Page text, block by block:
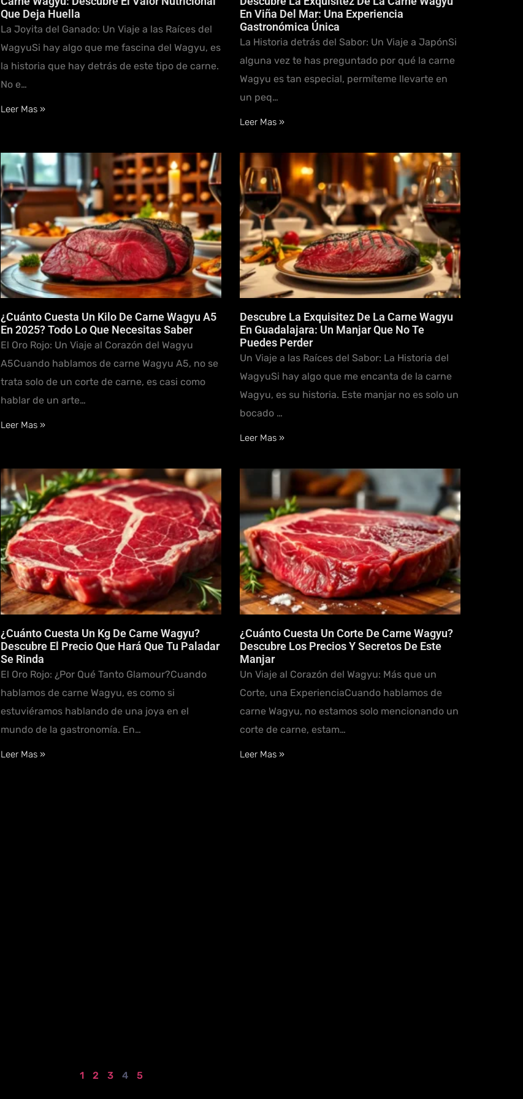
Que Deja Huella
La Joyita del Ganado: Un Viaje a las Raíces del
WagyuSi hay algo que me fascina del Wagyu, es
la historia que hay detrás de este tipo de carne.
No e…
Leer Mas »
En Viña Del Mar: Una Experiencia
Gastronómica Única
La Historia detrás del Sabor: Un Viaje a JapónSi
alguna vez te has preguntado por qué la carne
Wagyu es tan especial, permíteme llevarte en
un peq…
Leer Mas »
¿Cuánto Cuesta Un Kilo De Carne Wagyu A5
En 2025? Todo Lo Que Necesitas Saber
El Oro Rojo: Un Viaje al Corazón del Wagyu
A5Cuando hablamos de carne Wagyu A5, no se
trata solo de un corte de carne, es casi como
hablar de un arte…
Leer Mas »
Descubre La Exquisitez De La Carne Wagyu
En Guadalajara: Un Manjar Que No Te
Puedes Perder
Un Viaje a las Raíces del Sabor: La Historia del
WagyuSi hay algo que me encanta de la carne
Wagyu, es su historia. Este manjar no es solo un
bocado …
Leer Mas »
¿Cuánto Cuesta Un Kg De Carne Wagyu?
Descubre El Precio Que Hará Que Tu Paladar
Se Rinda
El Oro Rojo: ¿Por Qué Tanto Glamour?Cuando
hablamos de carne Wagyu, es como si
estuviéramos hablando de una joya en el
mundo de la gastronomía. En…
Leer Mas »
¿Cuánto Cuesta Un Corte De Carne Wagyu?
Descubre Los Precios Y Secretos De Este
Manjar
Un Viaje al Corazón del Wagyu: Más que un
Corte, una ExperienciaCuando hablamos de
carne Wagyu, no estamos solo mencionando un
corte de carne, estam…
Leer Mas »
1 2 3 4 5